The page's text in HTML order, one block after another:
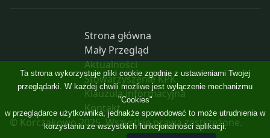
Strona główna
Mały Przegląd
Aktualności
Stowarzyszenie KPK
Klauzula informacyjna
Kontakt
© Korczakowo 2025. Wszystkie prawa zastrzeżone.
Ta strona wykorzystuje pliki cookie zgodnie z ustawieniami Twojej
przeglądarki. W każdej chwili możliwe jest wyłączenie mechanizmu
"Cookies"
w przeglądarce użytkownika, jednakże spowodować to może utrudnienia w
korzystaniu ze wszystkich funkcjonalności aplikacji.